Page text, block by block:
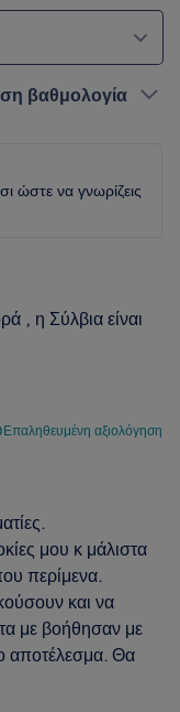
βαθμολογία
ώστε να γνωρίζεις
, η Σύλβια είναι
Επαληθευμένη αξιολόγηση
μου κ μάλιστα
περίμενα.
και να
με βοήθησαν με
αποτέλεσμα. Θα